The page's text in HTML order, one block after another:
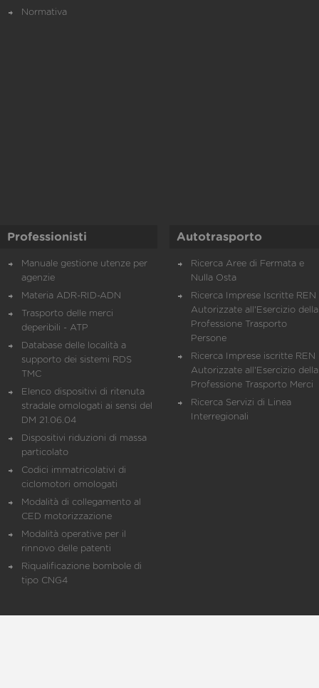
Normativa
Professionisti
Manuale gestione utenze per
agenzie
Materia ADR-RID-ADN
Trasporto delle merci
deperibili - ATP
Database delle località a
supporto dei sistemi RDS
TMC
Elenco dispositivi di ritenuta
stradale omologati ai sensi del
DM 21.06.04
Dispositivi riduzioni di massa
particolato
Codici immatricolativi di
ciclomotori omologati
Modalità di collegamento al
CED motorizzazione
Modalità operative per il
rinnovo delle patenti
Riqualificazione bombole di
tipo CNG4
Autotrasporto
Ricerca Aree di Fermata e
Nulla Osta
Ricerca Imprese Iscritte REN
Autorizzate all'Esercizio della
Professione Trasporto
Persone
Ricerca Imprese iscritte REN
Autorizzate all'Esercizio della
Professione Trasporto Merci
Ricerca Servizi di Linea
Interregionali